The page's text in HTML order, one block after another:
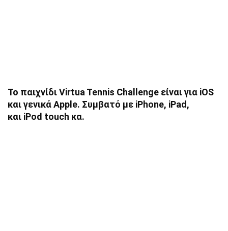
Το παιχνίδι Virtua Tennis Challenge είναι για iOS
και γενικά Apple. Συμβατό με iPhone, iPad,
και iPod touch κα.